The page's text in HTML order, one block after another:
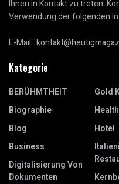
Ihnen in Kontakt zu treten.
Verwendung der folgenden
E-Mail :
Kategorie
BERÜHMTHEIT
Biographie
Blog
Business
Digitalisierung Von
Dokumenten
Gold
Health
Hotel